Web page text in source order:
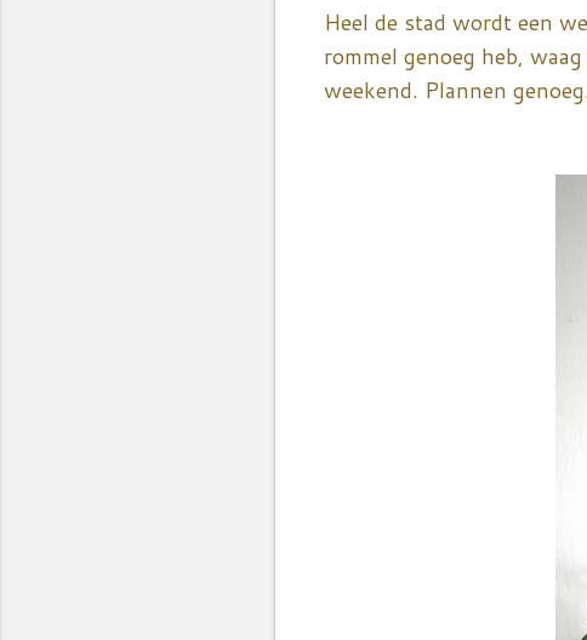
Heel de stad wordt een
rommel genoeg heb,
weekend. Plannen